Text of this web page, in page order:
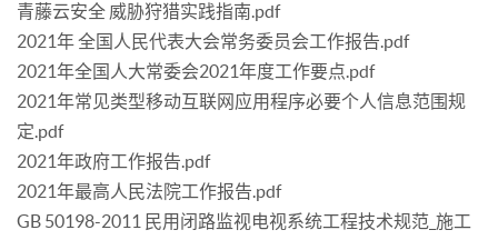
青藤云安全 威胁狩猎实践指南.pdf
2021年 全国人民代表大会常务委员会工作报告.pdf
2021年全国人大常委会2021年度工作要点.pdf
2021年常见类型移动互联网应用程序必要个人信息范围规
定.pdf
2021年政府工作报告.pdf
2021年最高人民法院工作报告.pdf
GB 50198-2011 民用闭路监视电视系统工程技术规范_施工